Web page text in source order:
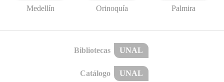
Medellín Orinoquía Palmira
Bibliotecas UNAL
Catálogo UNAL